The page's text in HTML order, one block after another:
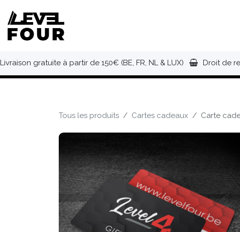
Livraison gratuite à partir de 150€ (BE, FR, NL & LUX) Droit de
Tous les produits Cartes cadeaux Carte